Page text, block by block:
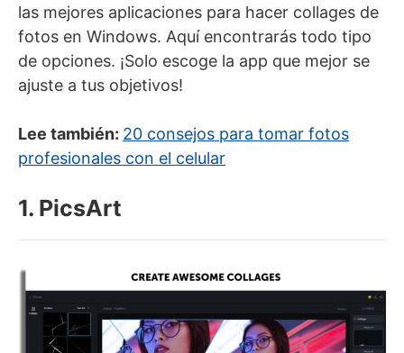
las mejores aplicaciones para hacer collages de
fotos en Windows. Aquí encontrarás todo tipo
de opciones. ¡Solo escoge la app que mejor se
ajuste a tus objetivos!
Lee también: 20 consejos para tomar fotos
profesionales con el celular
1. PicsArt